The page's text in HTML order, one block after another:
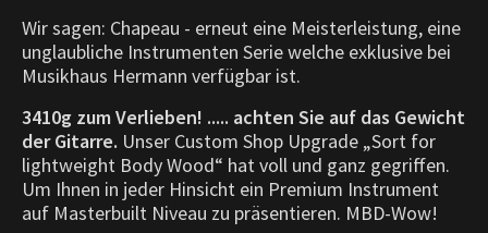
Wir sagen: Chapeau - erneut eine Meisterleistung, eine
unglaubliche Instrumenten Serie welche exklusive bei
Musikhaus Hermann verfügbar ist.
3410g zum Verlieben! ..... achten Sie auf das Gewicht
der Gitarre. Unser Custom Shop Upgrade „Sort for
lightweight Body Wood“ hat voll und ganz gegriffen.
Um Ihnen in jeder Hinsicht ein Premium Instrument
auf Masterbuilt Niveau zu präsentieren. MBD-Wow!